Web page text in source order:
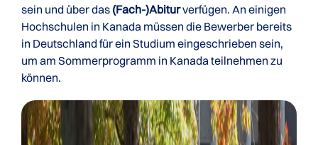
sein und über das (Fach-)Abiturverfügen. An einigen
Hochschulen in Kanada müssen die Bewerber bereits
in Deutschland für ein Studium eingeschrieben sein,
um am Sommerprogramm in Kanada teilnehmen zu
können.